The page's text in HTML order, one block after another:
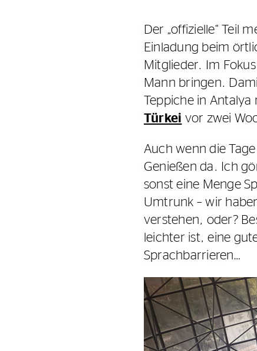
Der „offizielle“ Teil
Einladung beim
Mitglieder. Im
Mann bringen.
Teppiche in Antalya
Türkei vor zwei
Auch wenn die
Genießen da. Ich
sonst eine Menge
Umtrunk – wir
verstehen, oder?
leichter ist, eine
Sprachbarrieren…